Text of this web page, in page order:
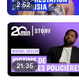
2:52
21:35